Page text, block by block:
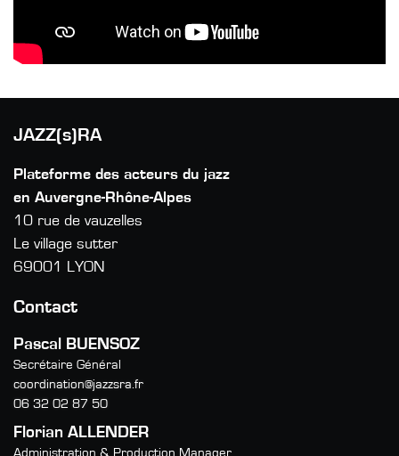
JAZZ(s)RA
Plateforme des acteurs du jazz
en Auvergne-Rhône-Alpes
10 rue de vauzelles
Le village sutter
69001 LYON
Contact
Pascal BUENSOZ
Secrétaire Général
coordination@jazzsra.fr
06 32 02 87 50
Florian ALLENDER
Administration & Production Manager